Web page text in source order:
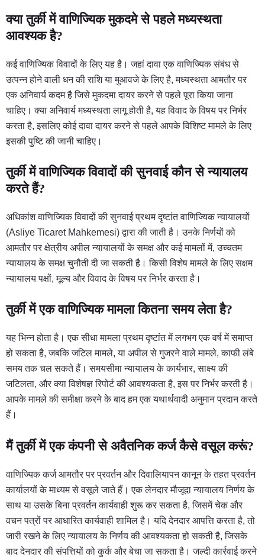
क्या तुर्की में वाणिज्यिक मुकदमे से पहले मध्यस्थता
आवश्यक है?
कई वाणिज्यिक विवादों के लिए यह है। जहां दावा एक वाणिज्यिक संबंध से
उत्पन्न होने वाली धन की राशि या मुआवजे के लिए है, मध्यस्थता आमतौर पर
एक अनिवार्य कदम है जिसे मुकदमा दायर करने से पहले पूरा किया जाना
चाहिए। क्या अनिवार्य मध्यस्थता लागू होती है, यह विवाद के विषय पर निर्भर
करता है, इसलिए कोई दावा दायर करने से पहले आपके विशिष्ट मामले के लिए
इसकी पुष्टि की जानी चाहिए।
तुर्की में वाणिज्यिक विवादों की सुनवाई कौन से न्यायालय
करते हैं?
अधिकांश वाणिज्यिक विवादों की सुनवाई प्रथम दृष्टांत वाणिज्यिक न्यायालयों
(Asliye Ticaret Mahkemesi) द्वारा की जाती है। उनके निर्णयों को
आमतौर पर क्षेत्रीय अपील न्यायालयों के समक्ष और कई मामलों में, उच्चतम
न्यायालय के समक्ष चुनौती दी जा सकती है। किसी विशेष मामले के लिए सक्षम
न्यायालय पक्षों, मूल्य और विवाद के विषय पर निर्भर करता है।
तुर्की में एक वाणिज्यिक मामला कितना समय लेता है?
यह भिन्न होता है। एक सीधा मामला प्रथम दृष्टांत में लगभग एक वर्ष में समाप्त
हो सकता है, जबकि जटिल मामले, या अपील से गुजरने वाले मामले, काफी लंबे
समय तक चल सकते हैं। समयसीमा न्यायालय के कार्यभार, साक्ष्य की
जटिलता, और क्या विशेषज्ञ रिपोर्ट की आवश्यकता है, इस पर निर्भर करती है।
आपके मामले की समीक्षा करने के बाद हम एक यथार्थवादी अनुमान प्रदान करते
हैं।
मैं तुर्की में एक कंपनी से अवैतनिक कर्ज कैसे वसूल करूं?
वाणिज्यिक कर्ज आमतौर पर प्रवर्तन और दिवालियापन कानून के तहत प्रवर्तन
कार्यालयों के माध्यम से वसूले जाते हैं। एक लेनदार मौजूदा न्यायालय निर्णय के
साथ या उसके बिना प्रवर्तन कार्यवाही शुरू कर सकता है, जिसमें चेक और
वचन पत्रों पर आधारित कार्यवाही शामिल है। यदि देनदार आपत्ति करता है, तो
जारी रखने के लिए न्यायालय के निर्णय की आवश्यकता हो सकती है, जिसके
बाद देनदार की संपत्तियों को कुर्क और बेचा जा सकता है। जल्दी कार्रवाई करने